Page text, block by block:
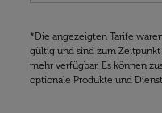
*Die angezeigten Tarife
gültig und sind zum
mehr verfügbar. Es können
optionale Produkte und